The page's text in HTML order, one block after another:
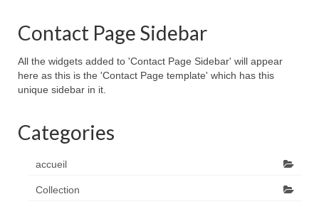
Contact Page Sidebar
All the widgets added to 'Contact Page Sidebar' will appear
here as this is the 'Contact Page template' which has this
unique sidebar in it.
Categories
accueil
Collection